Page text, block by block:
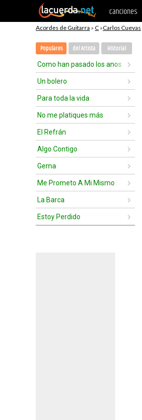
canciones
Acordes de Guitarra » C »Carlos Cuevas
Populares del Artista Historial
Como han pasado los anos
Un bolero
Para toda la vida
No me platiques más
El Refrán
Algo Contigo
Gema
Me Prometo A Mi Mismo
La Barca
Estoy Perdido